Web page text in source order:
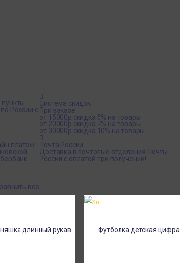
пункты
России с
Система скидок
При заказе
от 15000р скидка 5% на товары
от 20000р скидка 7% на товары
от 30000р скидка 10% на товары
платеж
Почта России
Доставка в почтовые отделения Почты
России с оплатой при получении!
все
Хит!